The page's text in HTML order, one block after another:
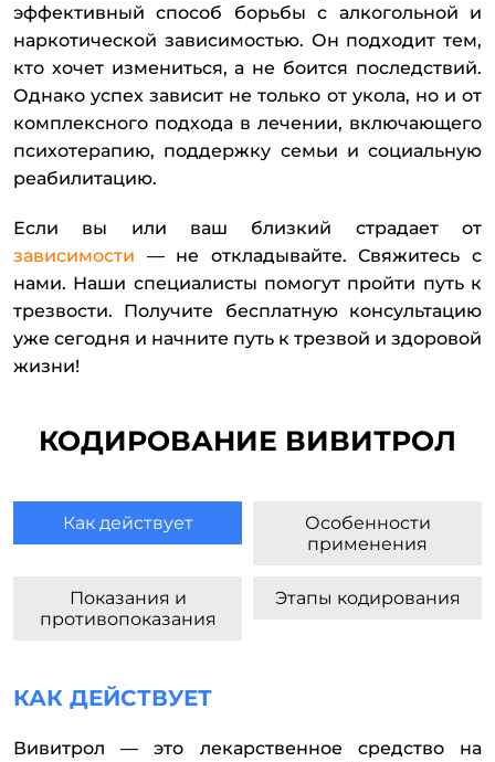
эффективный способ борьбы с алкогольной и
наркотической зависимостью. Он подходит тем,
кто хочет измениться, а не боится последствий.
Однако успех зависит не только от укола, но и от
комплексного подхода в лечении, включающего
психотерапию, поддержку семьи и социальную
реабилитацию.
Если вы или ваш близкий страдает от
зависимости — не откладывайте. Свяжитесь с
нами. Наши специалисты помогут пройти путь к
трезвости. Получите бесплатную консультацию
уже сегодня и начните путь к трезвой и здоровой
жизни!
КОДИРОВАНИЕ ВИВИТРОЛ
Как действует
Особенности
применения
Показания и
противопоказания
Этапы кодирования
КАК ДЕЙСТВУЕТ
Вивитрол — это лекарственное средство на